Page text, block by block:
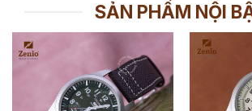
SẢN PHẨM NỘI